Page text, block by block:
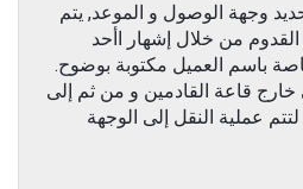
وجهة الوصول و الموعد, يتم
القدوم من خلال إشهار اأحد
باسم العميل مكتوبة بوضوح.
خارج قاعة القادمين و من ثم إلى
عملية النقل إلى الوجهة